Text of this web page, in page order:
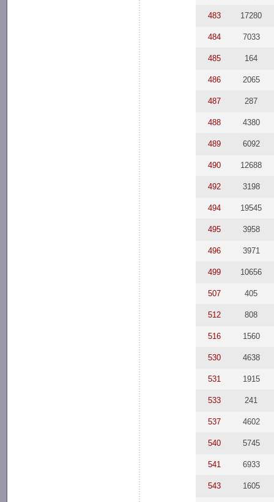
483 17280
484 7033
485 164
486 2065
487 287
488 4380
489 6092
490 12688
492 3198
494 19545
495 3958
496 3971
499 10656
507 405
512 808
516 1560
530 4638
531 1915
533 241
537 4602
540 5745
541 6933
543 1605